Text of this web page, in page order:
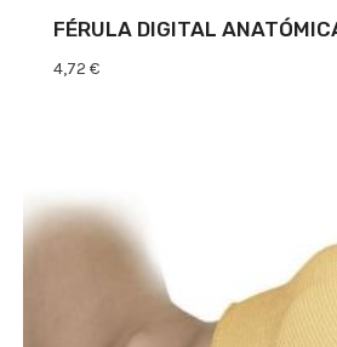
FÉRULA DIGITAL
4,72 €